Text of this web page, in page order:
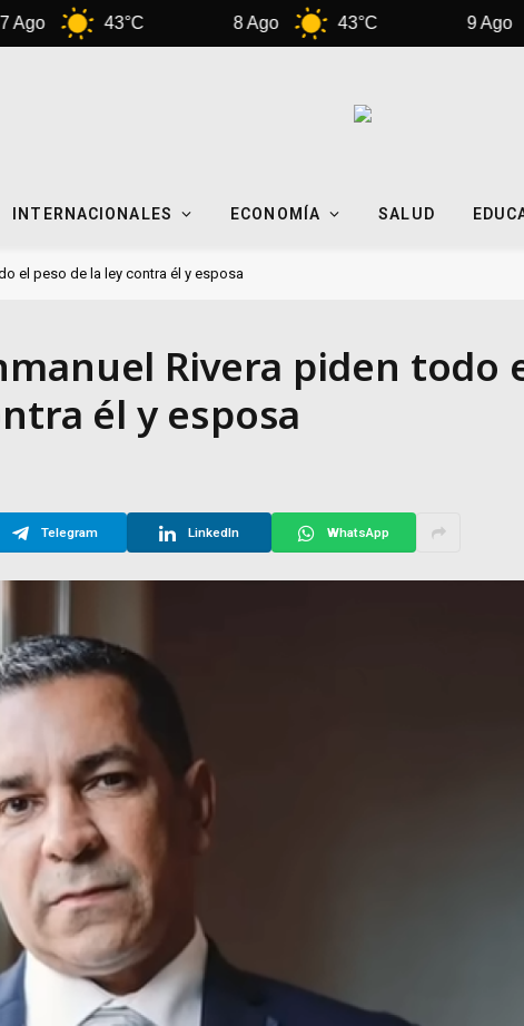
43°C 43°C
INTERNACIONALES ECONOMÍA SALUD
el peso de la ley contra él y esposa
Rivera piden todo
él y esposa
Telegram LinkedIn WhatsApp